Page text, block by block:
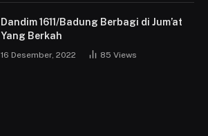
Dandim 1611/Badung Berbagi di Jum’at
Yang Berkah
16 Desember, 2022 85 Views